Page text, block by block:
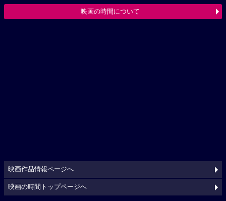
映画の時間について
映画作品情報ページへ
映画の時間トップページへ